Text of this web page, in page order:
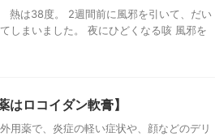
熱は38度。 2週間前に風邪を引いて、だい
しまいました。 夜にひどくなる咳 風邪を
はロコイダン軟膏】
用薬で、炎症の軽い症状や、顔などのデリ